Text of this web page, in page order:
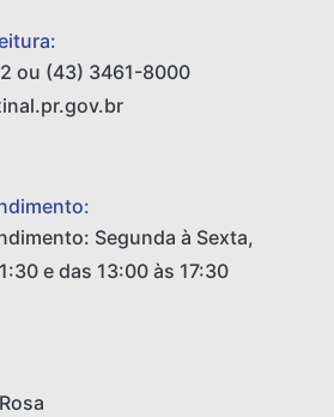
ou (43) 3461-8000
Segunda à Sexta,
e das 13:00 às 17:30